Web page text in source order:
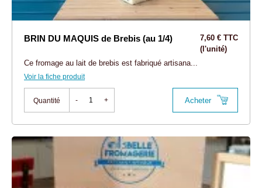
BRIN DU MAQUIS de Brebis (au 1/4)
7,60 € TTC
(l'unité)
Ce fromage au lait de brebis est fabriqué artisana...
Voir la fiche produit
Quantité - + Acheter